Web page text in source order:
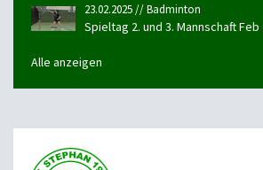
23.02.2025 // Badminton
Spieltag 2. und 3. Mannschaft Feb
Alle anzeigen